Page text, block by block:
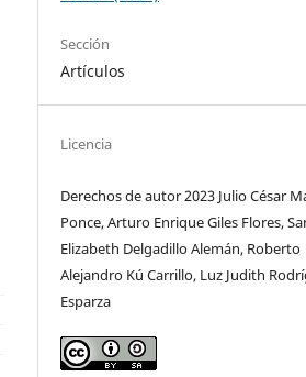
Sección
Artículos
Licencia
Derechos de autor 2023 Julio César
Ponce, Arturo Enrique Giles Flores,
Elizabeth Delgadillo Alemán, Roberto
Alejandro Kú Carrillo, Luz Judith
Esparza